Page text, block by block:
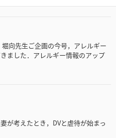
向先生ご企画の今号，アレルギー
ました．アレルギー情報のアップ
が考えたとき，DVと虐待が始まっ